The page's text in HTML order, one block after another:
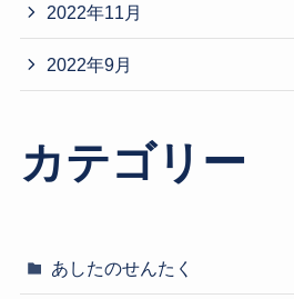
2022年11月
2022年9月
カテゴリー
あしたのせんたく